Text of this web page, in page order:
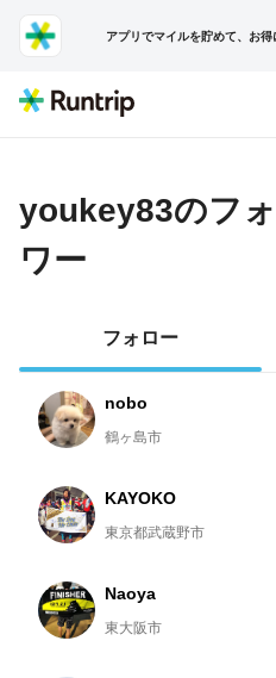
アプリでマイルを貯めて、お得
youkey83のフ
ワー
フォロー
nobo
鶴ヶ島市
KAYOKO
東京都武蔵野市
Naoya
東大阪市